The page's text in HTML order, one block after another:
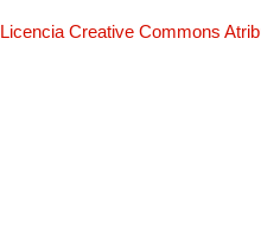
Licencia Creative Commons